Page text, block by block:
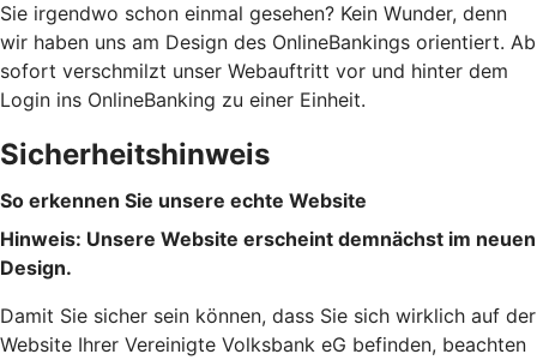
Sie irgendwo schon einmal gesehen? Kein Wunder, denn
wir haben uns am Design des OnlineBankings orientiert. Ab
sofort verschmilzt unser Webauftritt vor und hinter dem
Login ins OnlineBanking zu einer Einheit.
Sicherheitshinweis
So erkennen Sie unsere echte Website
Hinweis: Unsere Website erscheint demnächst im neuen
Design.
Damit Sie sicher sein können, dass Sie sich wirklich auf der
Website Ihrer Vereinigte Volksbank eG befinden, beachten